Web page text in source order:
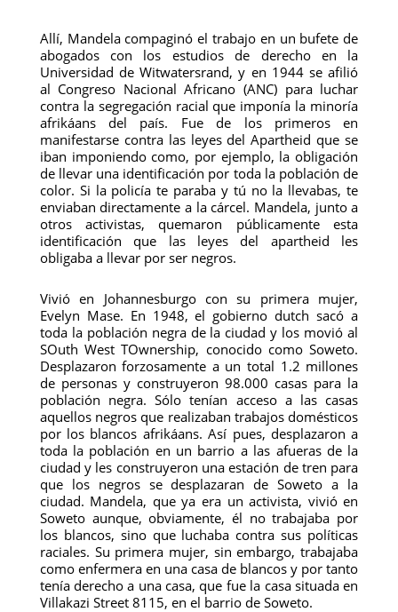
Allí, Mandela compaginó el trabajo en un bufete de
abogados con los estudios de derecho en la
Universidad de Witwatersrand, y en 1944 se afilió
al Congreso Nacional Africano (ANC) para luchar
contra la segregación racial que imponía la minoría
afrikáans del país. Fue de los primeros en
manifestarse contra las leyes del Apartheid que se
iban imponiendo como, por ejemplo, la obligación
de llevar una identificación por toda la población de
color. Si la policía te paraba y tú no la llevabas, te
enviaban directamente a la cárcel. Mandela, junto a
otros activistas, quemaron públicamente esta
identificación que las leyes del apartheid les
obligaba a llevar por ser negros.
Vivió en Johannesburgo con su primera mujer,
Evelyn Mase. En 1948, el gobierno dutch sacó a
toda la población negra de la ciudad y los movió al
SOuth West TOwnership, conocido como Soweto.
Desplazaron forzosamente a un total 1.2 millones
de personas y construyeron 98.000 casas para la
población negra. Sólo tenían acceso a las casas
aquellos negros que realizaban trabajos domésticos
por los blancos afrikáans. Así pues, desplazaron a
toda la población en un barrio a las afueras de la
ciudad y les construyeron una estación de tren para
que los negros se desplazaran de Soweto a la
ciudad. Mandela, que ya era un activista, vivió en
Soweto aunque, obviamente, él no trabajaba por
los blancos, sino que luchaba contra sus políticas
raciales. Su primera mujer, sin embargo, trabajaba
como enfermera en una casa de blancos y por tanto
tenía derecho a una casa, que fue la casa situada en
Villakazi Street 8115, en el barrio de Soweto.